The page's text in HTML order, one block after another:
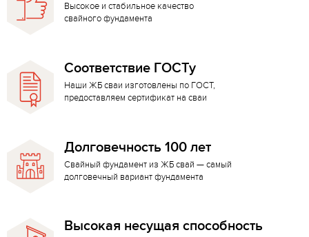
Высокое и стабильное качество
свайного фундамента
Соответствие ГОСТу
Наши ЖБ сваи изготовлены по ГОСТ,
предоставляем сертификат на сваи
Долговечность 100 лет
Свайный фундамент из ЖБ свай — самый
долговечный вариант фундамента
Высокая несущая способность